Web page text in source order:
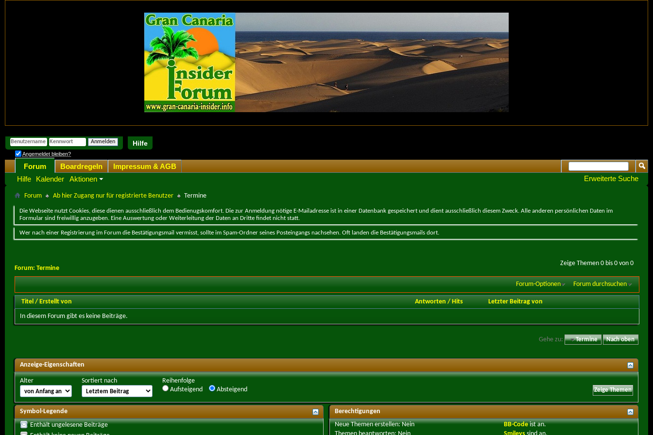
Hilfe
Angemeldet bleiben?
Forum
Hilfe
Kalender Aktionen
Boardregeln
Impressum & AGB
Erweiterte Suche
Forum Ab hier Zugang nur für registrierte Benutzer Termine
Die Webseite nutzt Cookies, diese dienen ausschließlich dem Bedienugskomfort. Die zur Anmeldung nötige E-Mailadresse ist in einer Datenbank gespeichert und dient ausschließlich diesem Zweck. Alle anderen persönlichen Daten im
Formular sind freiwillig anzugeben. Eine Auswertung oder Weiterleitung der Daten an Dritte findet nicht statt.
Wer nach einer Registrierung im Forum die Bestätigungsmail vermisst, sollte im Spam-Ordner seines Posteingangs nachsehen. Oft landen die Bestätigungsmails dort.
Zeige Themen 0 bis 0 von 0
Forum: Termine
Forum-Optionen Forum durchsuchen
Titel / Erstellt von Antworten / Hits
Letzter Beitrag von
In diesem Forum gibt es keine Beiträge.
Gehe zu: Termine Nach oben
Anzeige-Eigenschaften
Alter Sortiert nach
Reihenfolge
Aufsteigend
Absteigend
Symbol-Legende
Enthält ungelesene Beiträge
Berechtigungen
Neue Themen erstellen:Nein
BB-Codeistan.